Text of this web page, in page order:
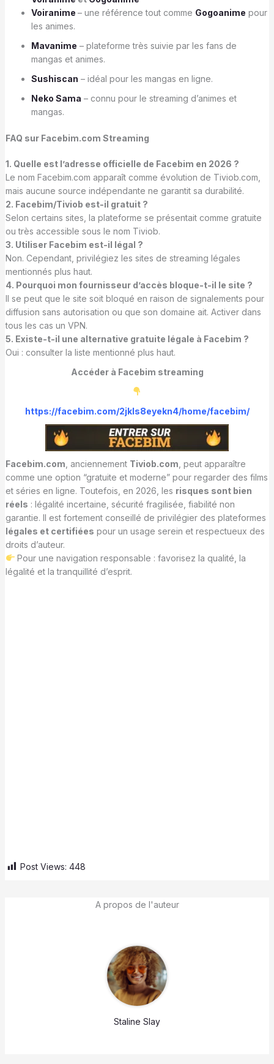
Voiranime – une référence tout comme Gogoanime pour
les animes.
Mavanime – plateforme très suivie par les fans de
mangas et animes.
Sushiscan – idéal pour les mangas en ligne.
Neko Sama – connu pour le streaming d’animes et
mangas.
FAQ sur Facebim.com Streaming
1. Quelle est l’adresse officielle de Facebim en 2026 ?
Le nom Facebim.com apparaît comme évolution de Tiviob.com,
mais aucune source indépendante ne garantit sa durabilité.
2. Facebim/Tiviob est-il gratuit ?
Selon certains sites, la plateforme se présentait comme gratuite
ou très accessible sous le nom Tiviob.
3. Utiliser Facebim est-il légal ?
Non. Cependant, privilégiez les sites de streaming légales
mentionnés plus haut.
4. Pourquoi mon fournisseur d’accès bloque-t-il le site ?
Il se peut que le site soit bloqué en raison de signalements pour
diffusion sans autorisation ou que son domaine ait. Activer dans
tous les cas un VPN.
5. Existe-t-il une alternative gratuite légale à Facebim ?
Oui : consulter la liste mentionné plus haut.
Accéder à Facebim streaming
https://facebim.com/2jkls8eyekn4/home/facebim/
Facebim.com , anciennement Tiviob.com , peut apparaître
comme une option “gratuite et moderne” pour regarder des films
et séries en ligne. Toutefois, en 2026, les risques sont bien
réels : légalité incertaine, sécurité fragilisée, fiabilité non
garantie. Il est fortement conseillé de privilégier des plateformes
légales et certifiées pour un usage serein et respectueux des
droits d’auteur.
Pour une navigation responsable : favorisez la qualité, la
légalité et la tranquillité d’esprit.
Post Views: 448
A propos de l'auteur
Staline Slay